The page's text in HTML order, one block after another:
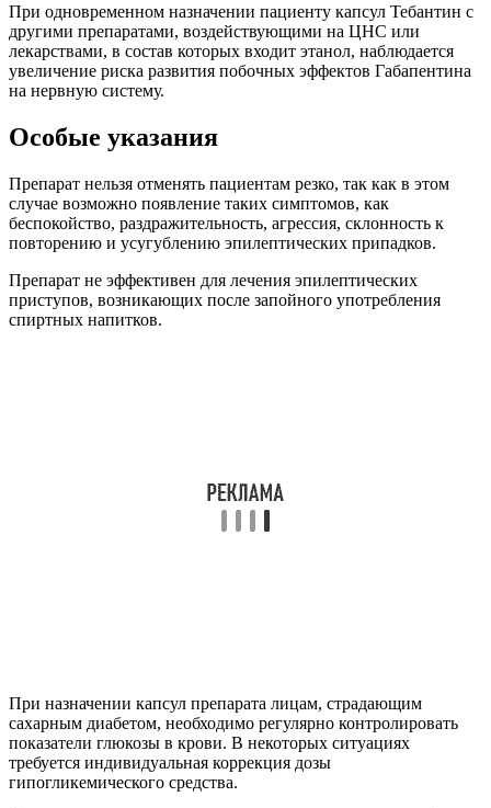
При одновременном назначении пациенту капсул Тебантин с
другими препаратами, воздействующими на ЦНС или
лекарствами, в состав которых входит этанол, наблюдается
увеличение риска развития побочных эффектов Габапентина
на нервную систему.
Особые указания
Препарат нельзя отменять пациентам резко, так как в этом
случае возможно появление таких симптомов, как
беспокойство, раздражительность, агрессия, склонность к
повторению и усугублению эпилептических припадков.
Препарат не эффективен для лечения эпилептических
приступов, возникающих после запойного употребления
спиртных напитков.
При назначении капсул препарата лицам, страдающим
сахарным диабетом, необходимо регулярно контролировать
показатели глюкозы в крови. В некоторых ситуациях
требуется индивидуальная коррекция дозы
гипогликемического средства.